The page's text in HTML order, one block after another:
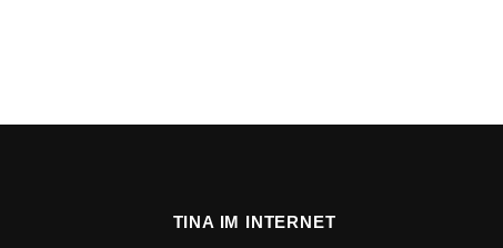
TINA IM INTERNET